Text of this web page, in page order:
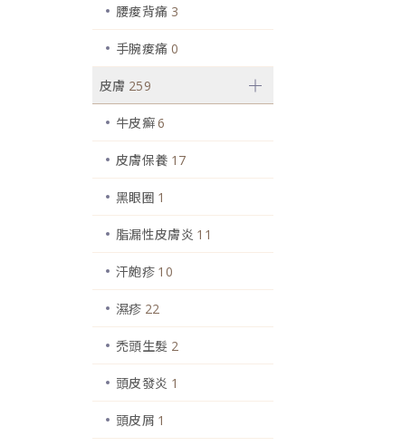
腰痠背痛 3
手腕痠痛 0
皮膚 259
牛皮癬6
皮膚保養 17
黑眼圈 1
脂漏性皮膚炎 11
汗皰疹 10
濕疹 22
禿頭生髮 2
頭皮發炎 1
頭皮屑 1